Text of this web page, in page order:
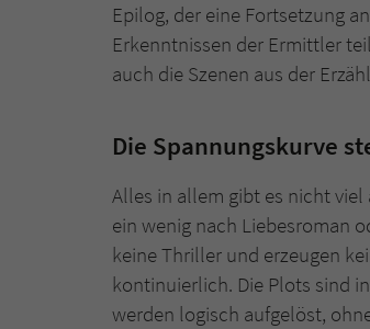
Epilog, der eine Fortsetzung
Erkenntnissen der Ermittler
auch die Szenen aus der
Die Spannungskurve
Alles in allem gibt es nicht
ein wenig nach Liebesroman
keine Thriller und erzeugen
kontinuierlich. Die Plots sind
werden logisch aufgelöst,